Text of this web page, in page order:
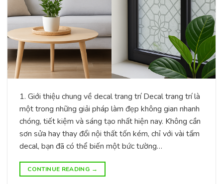
1. Giới thiệu chung về decal trang trí Decal trang trí là
một trong những giải pháp làm đẹp không gian nhanh
chóng, tiết kiệm và sáng tạo nhất hiện nay. Không cần
sơn sửa hay thay đổi nội thất tốn kém, chỉ với vài tấm
decal, bạn đã có thể biến một bức tường…
CONTINUE READING →